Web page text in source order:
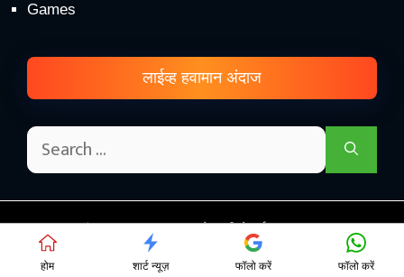
Games
लाईव्ह हवामान अंदाज
© हवामान अंदाज महाराष्ट्र 2026 - शेतकरी सेवार्थ.! • Proudly Hosted
onThis Cloud Hosting
होम शार्ट न्यूज़ फॉलो करें फॉलो करें